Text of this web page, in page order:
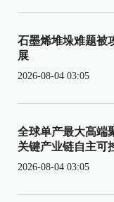
石墨烯堆垛难题被
展
2026-08-04 03:05
全球单产最大高端
关键产业链自主可
2026-08-04 03:05